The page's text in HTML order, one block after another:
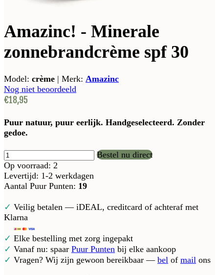
Amazinc! - Minerale
zonnebrandcrème spf 30
Model: crème | Merk: Amazinc
Nog niet beoordeeld
€18,95
Puur natuur, puur eerlijk. Handgeselecteerd. Zonder
gedoe.
Bestel nu direct
Op voorraad: 2
Levertijd: 1-2 werkdagen
Aantal Puur Punten: 19
✓ Veilig betalen — iDEAL, creditcard of achteraf met
Klarna
✓ Elke bestelling met zorg ingepakt
✓ Vanaf nu: spaar Puur Punten bij elke aankoop
✓ Vragen? Wij zijn gewoon bereikbaar — bel of mail ons